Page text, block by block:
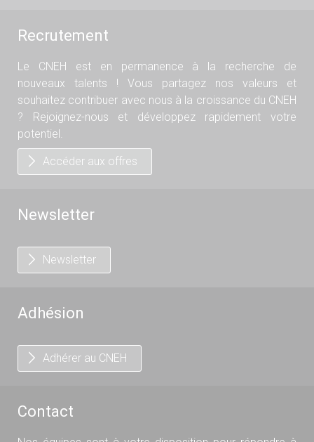
Recrutement
Le CNEH est en permanence à la recherche de
nouveaux talents ! Vous partagez nos valeurs et
souhaitez contribuer avec nous à la croissance du CNEH
? Rejoignez-nous et développez rapidement votre
potentiel.
Accéder aux offres
Newsletter
Newsletter
Adhésion
Adhérer au CNEH
Contact